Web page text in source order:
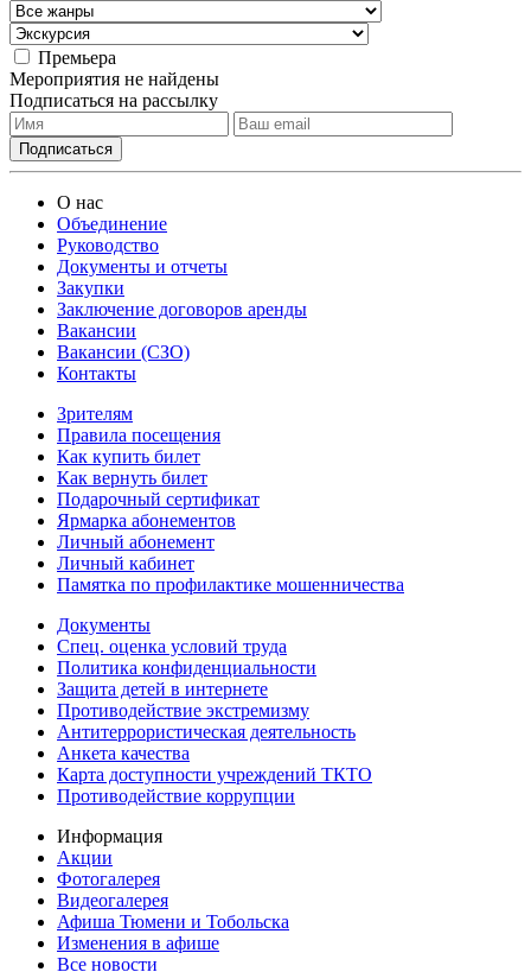
Премьера
Мероприятия не найдены
Подписаться на рассылку
О нас
Объединение
Руководство
Документы и отчеты
Закупки
Заключение договоров аренды
Вакансии
Вакансии (СЗО)
Контакты
Зрителям
Правила посещения
Как купить билет
Как вернуть билет
Подарочный сертификат
Ярмарка абонементов
Личный абонемент
Личный кабинет
Памятка по профилактике мошенничества
Документы
Спец. оценка условий труда
Политика конфиденциальности
Защита детей в интернете
Противодействие экстремизму
Антитеррористическая деятельность
Анкета качества
Карта доступности учреждений ТКТО
Противодействие коррупции
Информация
Акции
Фотогалерея
Видеогалерея
Афиша Тюмени и Тобольска
Изменения в афише
Все новости